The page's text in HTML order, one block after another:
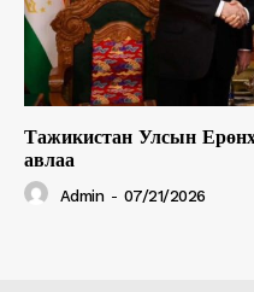
Тажикистан Улсын
авлаа
Admin - 07/21/2026